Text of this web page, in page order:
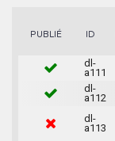
PUBLIÉ ID
dl-
a111
dl-
a112
dl-
a113